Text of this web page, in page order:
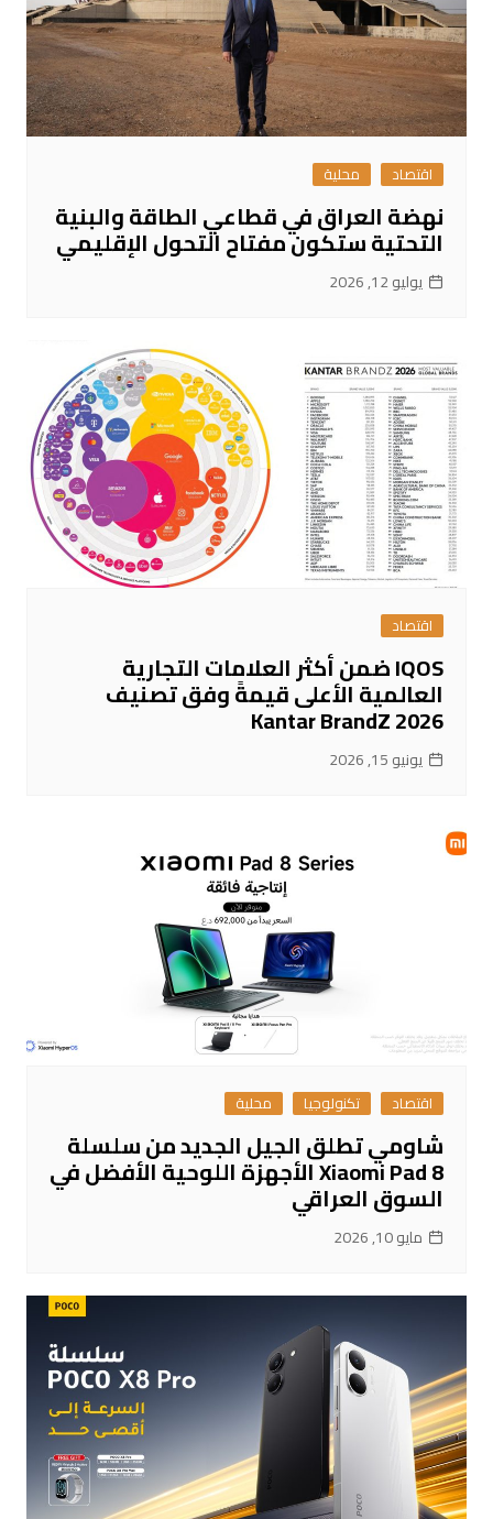
اقتصاد محلية
نهضة العراق في قطاعي الطاقة والبنية
التحتية ستكون مفتاح التحول الإقليمي
يوليو 12, 2026
اقتصاد
IQOS ضمن أكثر العلامات التجارية
العالمية الأعلى قيمةً وفق تصنيف
Kantar BrandZ 2026
يونيو 15, 2026
اقتصاد تكنولوجيا محلية
شاومي تطلق الجيل الجديد من سلسلة
Xiaomi Pad 8 الأجهزة اللوحية الأفضل في
السوق العراقي
مايو 10, 2026